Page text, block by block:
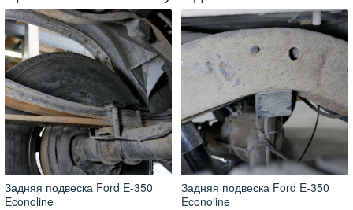
Задняя подвеска Ford E-350
Econoline
Задняя подвеска Ford E-350
Econoline